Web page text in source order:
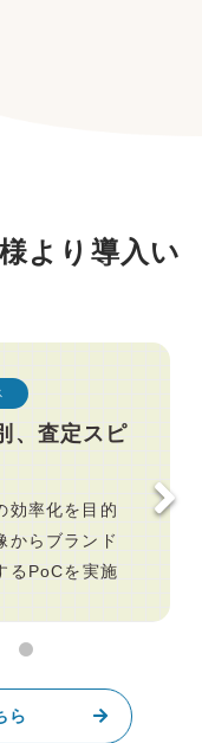
より導入い
バター体
で実現
Proで得た知
Meta Quest向
た生成AI×XR
ら